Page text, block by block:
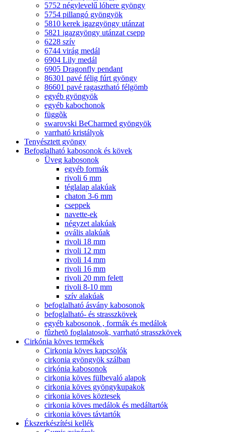
5752 négylevelű lóhere gyöngy
5754 pillangó gyöngyök
5810 kerek igazgyöngy utánzat
5821 igazgyöngy utánzat csepp
6228 szív
6744 virág medál
6904 Lily medál
6905 Dragonfly pendant
86301 pavé félig fúrt gyöngy
86601 pavé ragasztható félgömb
egyéb gyöngyök
egyéb kabochonok
függõk
swarovski BeCharmed gyöngyök
varrható kristályok
Tenyésztett gyöngy
Befoglalható kabosonok és kövek
Üveg kabosonok
egyéb formák
rivoli 6 mm
téglalap alakúak
chaton 3-6 mm
cseppek
navette-ek
négyzet alakúak
ovális alakúak
rivoli 18 mm
rivoli 12 mm
rivoli 14 mm
rivoli 16 mm
rivoli 20 mm felett
rivoli 8-10 mm
szív alakúak
befoglalható ásvány kabosonok
befoglalható- és strasszkövek
egyéb kabosonok , formák és medálok
fûzhetõ foglalatosok, varrható strasszkövek
Cirkónia köves termékek
Cirkonia köves kapcsolók
cirkonia gyöngyök szálban
cirkónia kabosonok
cirkonia köves fülbevaló alapok
cirkonia köves gyöngykupakok
cirkonia köves köztesek
cirkonia köves medálok és medáltartók
cirkonia köves távtartók
Ékszerkészítési kellék